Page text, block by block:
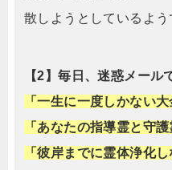
散しようとしているよう
【2】毎日、迷惑メール
「一生に一度しかない
「あなたの指導霊と守
「彼岸までに霊体浄化